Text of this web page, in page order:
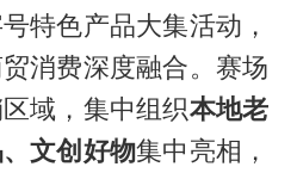
特色产品大集活动，
消费深度融合。赛场
域，集中组织本地老
文创好物集中亮相，